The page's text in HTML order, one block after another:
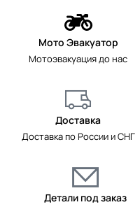
Мото Эвакуатор
Мотоэвакуация до нас
Доставка
Доставка по России и СНГ
Детали под заказ